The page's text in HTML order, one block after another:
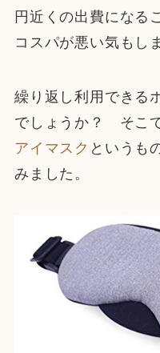
円近くの出費になる
コスパが悪い気もし
繰り返し利用できる
でしょうか？ そこ
アイマスク というも
みました。